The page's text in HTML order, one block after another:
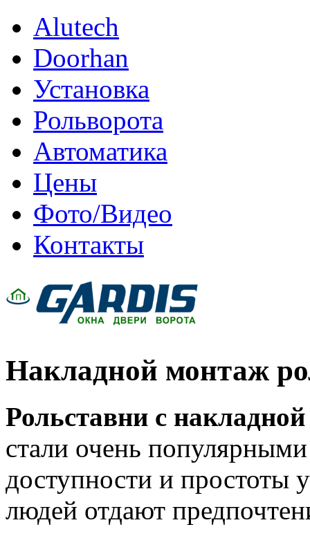
Alutech
Doorhan
Установка
Рольворота
Автоматика
Цены
Фото/Видео
Контакты
Накладной монтаж
Рольставни с
стали очень популярными
доступности и простоты
людей отдают